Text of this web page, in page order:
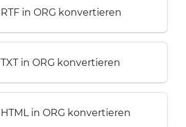
RTF in ORG konvertieren
TXT in ORG konvertieren
HTML in ORG konvertieren